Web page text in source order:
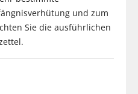
und zum
Sie die ausführlichen